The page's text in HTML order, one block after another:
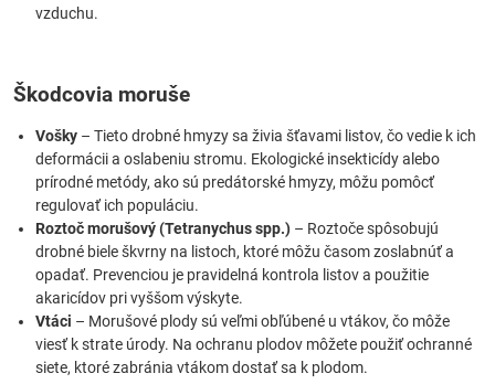
vzduchu.
Škodcovia moruše
Vošky – Tieto drobné hmyzy sa živia šťavami listov, čo vedie k ich
deformácii a oslabeniu stromu. Ekologické insekticídy alebo
prírodné metódy, ako sú predátorské hmyzy, môžu pomôcť
regulovať ich populáciu.
Roztoč morušový (Tetranychus spp.) – Roztoče spôsobujú
drobné biele škvrny na listoch, ktoré môžu časom zoslabnúť a
opadať. Prevenciou je pravidelná kontrola listov a použitie
akaricídov pri vyššom výskyte.
Vtáci – Morušové plody sú veľmi obľúbené u vtákov, čo môže
viesť k strate úrody. Na ochranu plodov môžete použiť ochranné
siete, ktoré zabránia vtákom dostať sa k plodom.